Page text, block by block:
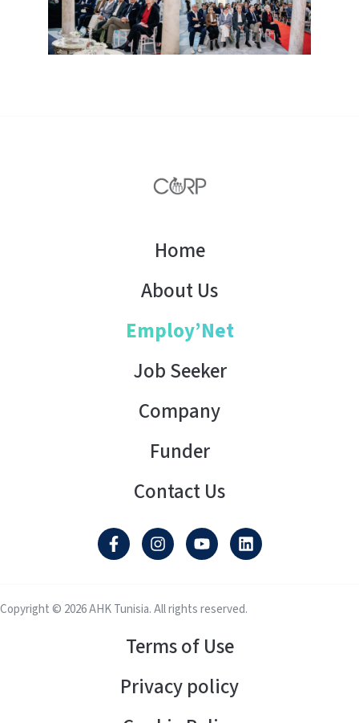
Home
About Us
Employ’Net
Job Seeker
Company
Funder
Contact Us
Copyright © 2026 AHK Tunisia. All rights reserved.
Terms of Use
Privacy policy